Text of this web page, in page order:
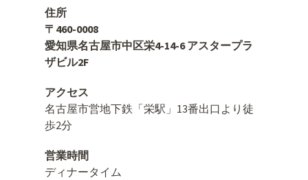
住所
〒460-0008
愛知県名古屋市中区栄4-14-6 アスタープラ
ザビル2F
アクセス
名古屋市営地下鉄「栄駅」13番出口より徒
歩2分
営業時間
ディナータイム